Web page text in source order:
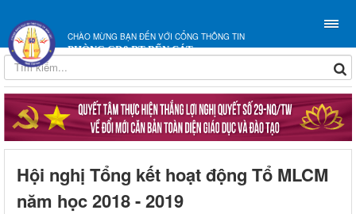
CHÀO MỪNG BẠN ĐẾN VỚI CỔNG THÔNG TIN
PHÒNG GD&ĐT BẾN CÁT
Hội nghị Tổng kết hoạt động Tổ MLCM
năm học 2018 - 2019